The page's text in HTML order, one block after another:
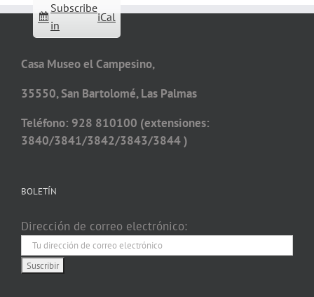
Subscribe
in
iCal
Casa Museo el Campesino,
35550, San Bartolomé, Las Palmas
Teléfono: 928 810100 (extensiones:
3840/3841/3842/3843/3844 )
BOLETÍN
Dirección de correo electrónico: